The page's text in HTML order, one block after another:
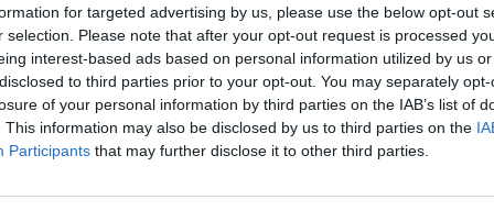
for targeted advertising by us, please use the below opt-out
selection. Please note that after your opt-out request is processed
interest-based ads based on personal information utilized by us
to third parties prior to your opt-out. You may separately
of your personal information by third parties on the IAB’s list of
This information may also be disclosed by us to third parties on the
Participants that may further disclose it to other third parties.
yra praktiškai neįgyvendinama ir kad parama
pasaulyje maisto produktų dalijimo milijonams
naują įstatymą, neturtingi šalies gyventojai už